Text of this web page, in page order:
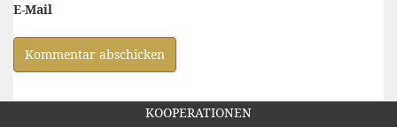
E-Mail
KOOPERATIONEN